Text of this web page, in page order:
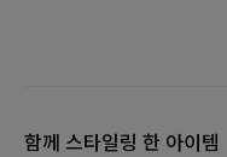
함께 스타일링 한 아이템